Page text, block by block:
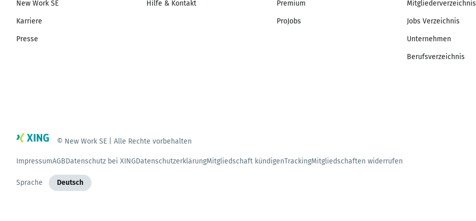
New Work SE
Karriere
Presse
Hilfe & Kontakt Premium
ProJobs
Mitgliederverzeichnis
Jobs Verzeichnis
Unternehmen
Berufsverzeichnis
© New Work SE | Alle Rechte vorbehalten
ImpressumAGBDatenschutz bei XINGDatenschutzerklärungMitgliedschaft kündigenTrackingMitgliedschaften widerrufen
Sprache Deutsch